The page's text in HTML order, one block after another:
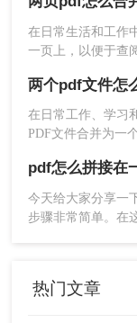
4、合并成功，
三、使用操
在Windows操
没有直接的PDF
操作步骤：
1、打开文件资
所在的文件夹。
4、在打印对话
何将两个pdf合并在
并在一起的方法。
在日常生活和工作
一页上，以便于查
容的页面合并在一
pdf上呢？下面，
页PDF上的方法。
在日常工作、学习
PDF文件合并为一
文档，掌握高效、
多工具可以实现这
合并到一起呢？本
从在线工具的便捷
pdf怎么拼接在
今天给大家分享一
步骤非常简单。在
热门文章